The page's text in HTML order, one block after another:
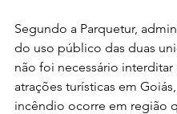
Segundo a Parquetur,
do uso público das duas
não foi necessário interditar
atrações turísticas em
incêndio ocorre em região